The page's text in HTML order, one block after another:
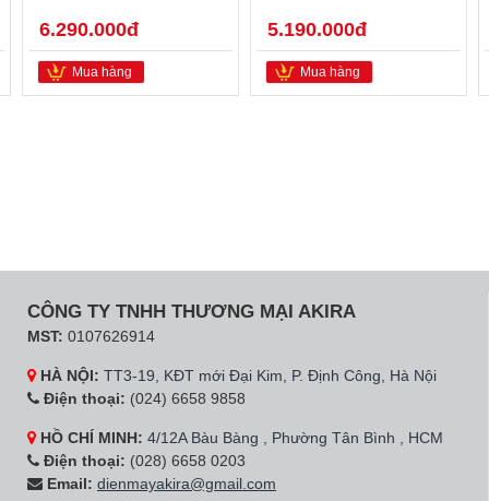
6.290.000đ
Mua hàng
5.190.000đ
Mua hàng
CÔNG TY TNHH THƯƠNG MẠI AKIRA
MST: 0107626914
HÀ NỘI: TT3-19, KĐT mới Đại Kim, P. Định Công, Hà Nội
Điện thoại: (024) 6658 9858
HỒ CHÍ MINH: 4/12A Bàu Bàng , Phường Tân Bình , HCM
Điện thoại: (028) 6658 0203
Email: dienmayakira@gmail.com